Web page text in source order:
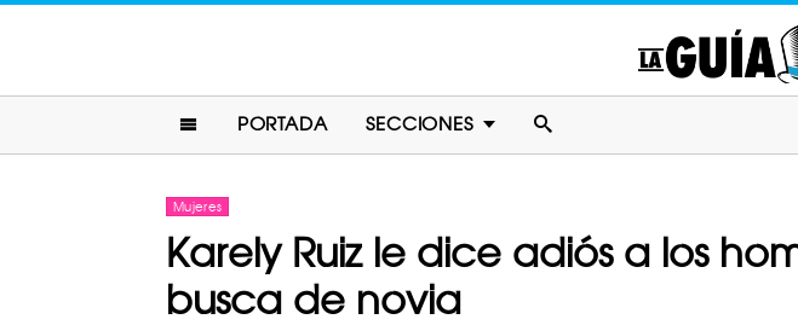
PORTADA SECCIONES
Mujeres
Karely Ruiz le dice adiós a los
busca de novia